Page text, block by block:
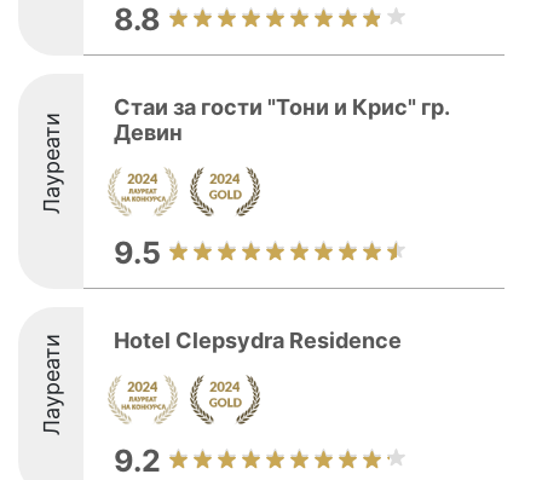
8.8
Лауреати
Стаи за гости "Тони и Крис" гр.
Девин
9.5
Лауреати Hotel Clepsydra Residence
9.2